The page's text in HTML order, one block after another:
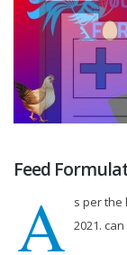
Feed
A
s per the
2021.